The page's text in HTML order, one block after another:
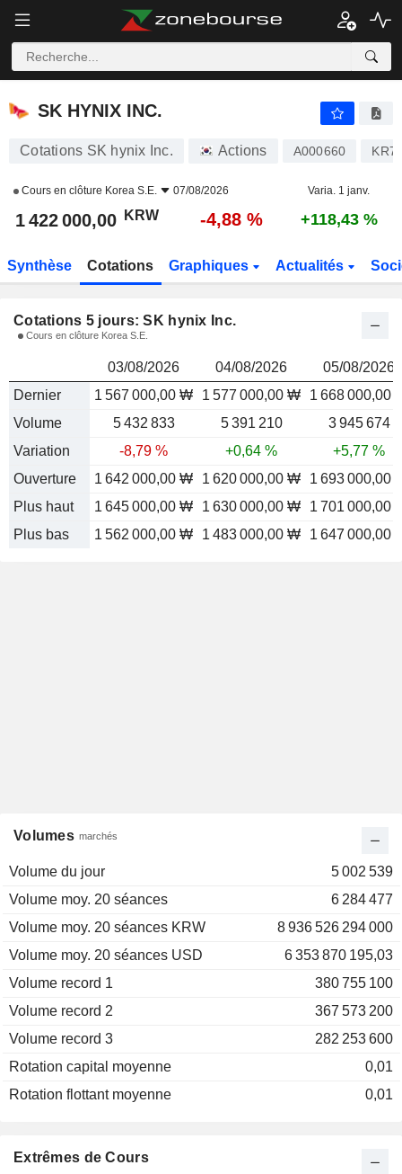
SK HYNIX INC. 1 422 000,00
SK HYNIX INC.
Cotations SK hynix Inc. Actions A000660
Cours en clôture Korea S.E. 07/08/2026 Varia. 1 janv.
1 422 000,00 KRW -4,88 % +118,43 %
Synthèse Cotations Graphiques Actualités
Cotations 5 jours: SK hynix Inc.
Cours en clôture Korea S.E.
03/08/2026 04/08/2026
05/08/2026
Dernier
1 567 000,00 ₩ 1 577 000,00 ₩
1 668 000,00
Volume
5 432 833 5 391 210
3 945 674
Variation
-8,79 % +0,64 %
+5,77 %
Ouverture
1 642 000,00 ₩ 1 620 000,00 ₩
1 693 000,00
Plus haut
1 645 000,00 ₩ 1 630 000,00 ₩
1 701 000,00
Plus bas
1 562 000,00 ₩ 1 483 000,00 ₩ 1 647 000,00
Volumes marchés
Volume du jour
5 002 539
Volume moy. 20 séances
6 284 477
Volume moy. 20 séances KRW
8 936 526 294 000
Volume moy. 20 séances USD
6 353 870 195,03
Volume record 1
380 755 100
Volume record 2
367 573 200
Volume record 3
282 253 600
Rotation capital moyenne
0,01
Rotation flottant moyenne
0,01
Extrêmes de Cours